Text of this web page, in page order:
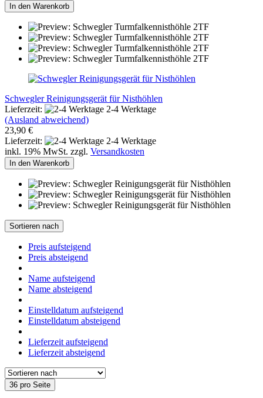
In den Warenkorb
Schwegler Reinigungsgerät für Nisthöhlen
Lieferzeit:
2-4 Werktage
(Ausland abweichend)
23,90 €
Lieferzeit:
2-4 Werktage
inkl. 19% MwSt. zzgl. Versandkosten
In den Warenkorb
Sortieren nach
Preis aufsteigend
Preis absteigend
Name aufsteigend
Name absteigend
Einstelldatum aufsteigend
Einstelldatum absteigend
Lieferzeit aufsteigend
Lieferzeit absteigend
36 pro Seite